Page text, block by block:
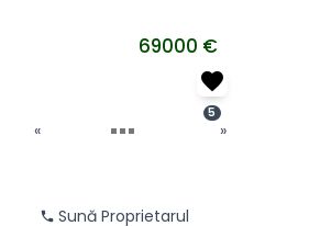
« »
69000 €
5
Sună Proprietarul